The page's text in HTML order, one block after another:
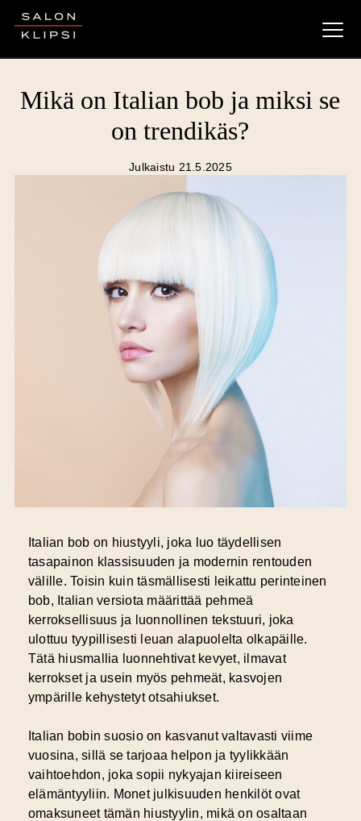
Salon Klipsi
Mikä on Italian bob ja miksi se
on trendikäs?
Julkaistu 21.5.2025
Italian bob on hiustyyli, joka luo täydellisen
tasapainon klassisuuden ja modernin rentouden
välille. Toisin kuin täsmällisesti leikattu perinteinen
bob, Italian versiota määrittää pehmeä
kerroksellisuus ja luonnollinen tekstuuri, joka
ulottuu tyypillisesti leuan alapuolelta olkapäille.
Tätä hiusmallia luonnehtivat kevyet, ilmavat
kerrokset ja usein myös pehmeät, kasvojen
ympärille kehystetyt otsahiukset.
Italian bobin suosio on kasvanut valtavasti viime
vuosina, sillä se tarjoaa helpon ja tyylikkään
vaihtoehdon, joka sopii nykyajan kiireiseen
elämäntyyliin. Monet julkisuuden henkilöt ovat
omaksuneet tämän hiustyylin, mikä on osaltaan